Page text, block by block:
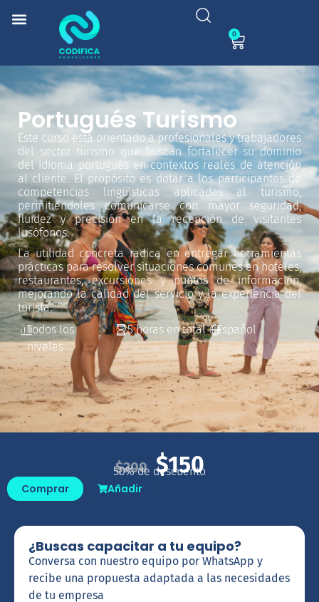
0
Portugués Turismo
Este curso está orientado a profesionales y trabajadores
del sector turismo que buscan fortalecer su dominio
del idioma portugués en contextos reales de atención
al cliente. El propósito es dotar a los participantes de
competencias lingüísticas aplicadas al turismo,
permitiéndoles comunicarse con mayor seguridad,
fluidez y precisión en la recepción de visitantes
lusófonos.
La utilidad concreta radica en entregar herramientas
prácticas para resolver situaciones comunes en hoteles,
restaurantes, excursiones y puntos de información,
mejorando la calidad del servicio y la experiencia del
turista.
Todos los
niveles
25 Español
$200 $150
50% de descuento
Comprar Añadir
¿Buscas capacitar a tu equipo?
Conversa con nuestro equipo por WhatsApp y
recibe una propuesta adaptada a las necesidades
de tu empresa